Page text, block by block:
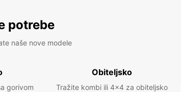
potrebe
naše nove modele
gorivom
Obiteljsko
Tražite kombi ili 4x4 za obiteljsko